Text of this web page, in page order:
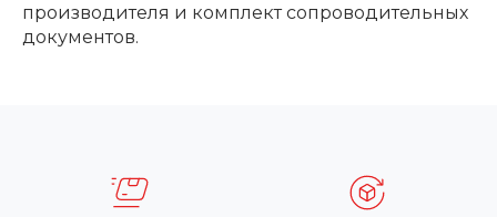
производителя и комплект сопроводительных
документов.